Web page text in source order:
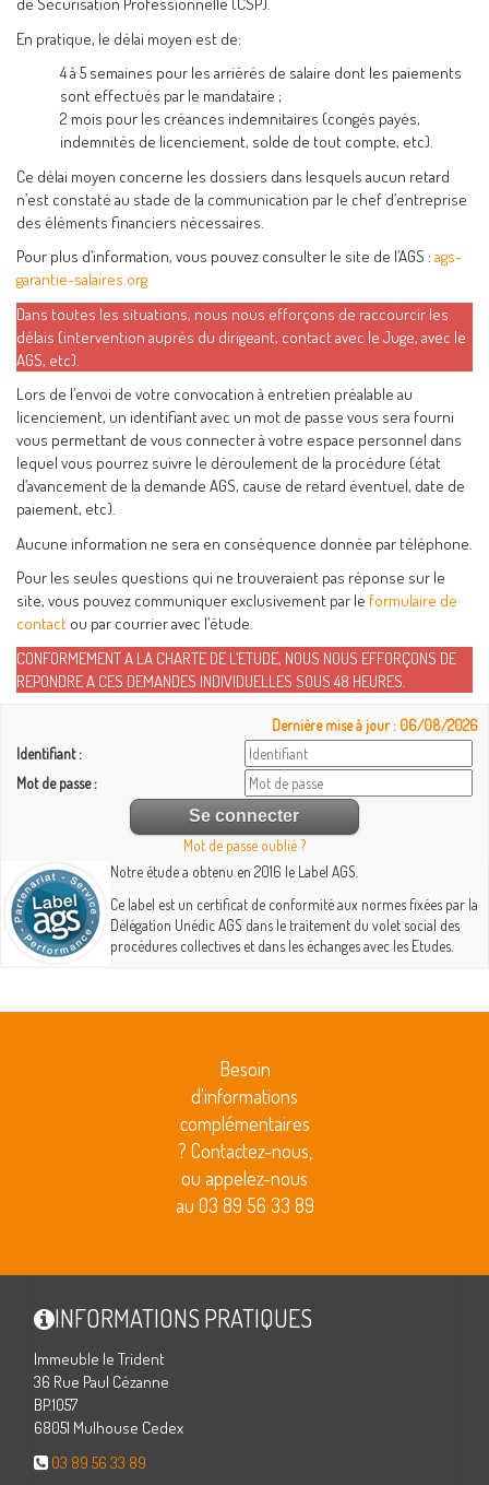
En pratique, le délai moyen est de:
4 à 5 semaines pour les arriérés de salaire dont les paiements
sont effectués par le mandataire ;
2 mois pour les créances indemnitaires (congés payés,
indemnités de licenciement, solde de tout compte, etc).
Ce délai moyen concerne les dossiers dans lesquels aucun retard
n’est constaté au stade de la communication par le chef d’entreprise
des éléments financiers nécessaires.
Pour plus d’information, vous pouvez consulter le site de l’AGS : ags-
garantie-salaires.org
Dans toutes les situations, nous nous efforçons de raccourcir les
délais (intervention auprès du dirigeant, contact avec le Juge, avec le
AGS, etc).
Lors de l’envoi de votre convocation à entretien préalable au
licenciement, un identifiant avec un mot de passe vous sera fourni
vous permettant de vous connecter à votre espace personnel dans
lequel vous pourrez suivre le déroulement de la procédure (état
d’avancement de la demande AGS, cause de retard éventuel, date de
paiement, etc).
Aucune information ne sera en conséquence donnée par téléphone.
Pour les seules questions qui ne trouveraient pas réponse sur le
site, vous pouvez communiquer exclusivement par le formulaire de
contact ou par courrier avec l’étude.
CONFORMEMENT A LA CHARTE DE L’ETUDE, NOUS NOUS EFFORÇONS DE
REPONDRE A CES DEMANDES INDIVIDUELLES SOUS 48 HEURES.
Dernière mise à jour : 06/08/2026
Identifiant :
Mot de passe :
Mot de passe oublié ?
Notre étude a obtenu en 2016 le Label AGS.
Ce label est un certificat de conformité aux normes fixées par la
Délégation Unédic AGS dans le traitement du volet social des
procédures collectives et dans les échanges avec les Etudes.
Besoin
d'informations
complémentaires
? Contactez-nous,
ou appelez-nous
au 03 89 56 33 89
INFORMATIONS PRATIQUES
Immeuble le Trident
36 Rue Paul Cézanne
BP.1057
68051 Mulhouse Cedex
03 89 56 33 89